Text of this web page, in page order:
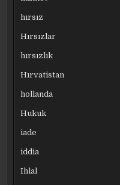
hırsız
Hırsızlar
hırsızlık
Hırvatistan
hollanda
Hukuk
iade
iddia
Ihlal